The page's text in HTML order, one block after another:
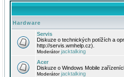
Hardware
Servis
Diskuze o technických potížích a
http://servis.wmhelp.cz).
Moderátorjacktalking
Acer
Diskuze o Windows Mobile
Moderátorjacktalking